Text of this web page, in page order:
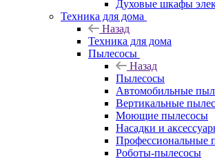
Духовые шкафы
Техника для дома
Назад
Техника для дома
Пылесосы
Назад
Пылесосы
Автомобильные
Вертикальные
Моющие пылесосы
Насадки и
Профессиональные
Роботы-пылесосы